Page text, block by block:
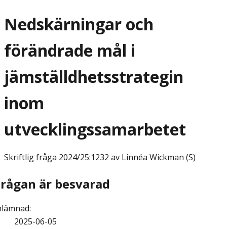
Nedskärningar och
förändrade mål i
jämställdhetsstrategin
inom
utvecklingssamarbetet
Skriftlig fråga 2024/25:1232 av Linnéa Wickman (S)
är besvarad
:
2025-06-05